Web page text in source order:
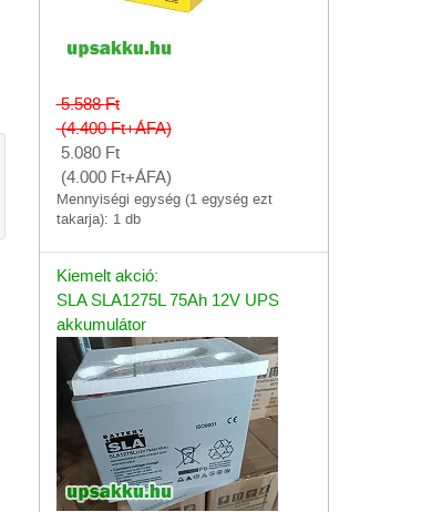
5.588Ft
(4.400Ft+ÁFA)
5.080 Ft
(4.000 Ft+ÁFA)
Mennyiségi egység (1 egység ezt
takarja): 1 db
Kiemelt akció:
SLA SLA1275L 75Ah 12V UPS
akkumulátor